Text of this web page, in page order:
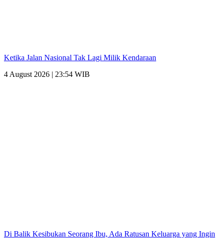
Ketika Jalan Nasional Tak Lagi Milik Kendaraan
4 August 2026 | 23:54 WIB
Di Balik Kesibukan Seorang Ibu, Ada Ratusan Keluarga yang Ingin